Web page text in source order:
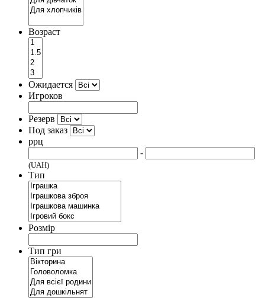
Возраст
Ожидается
Игроков
Резерв
Под заказ
ррц
-
(UAH)
Тип
Розмір
Тип гри